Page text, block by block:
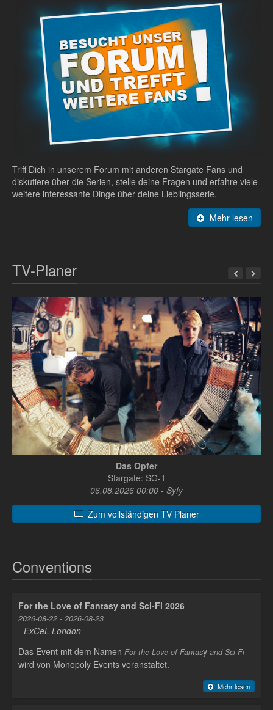
Triff Dich in unserem Forum mit anderen Stargate Fans und
diskutiere über die Serien, stelle deine Fragen und erfahre viele
weitere interessante Dinge über deine Lieblingsserie.
Mehr lesen
TV-Planer
Das Opfer
Stargate: SG-1
06.08.2026 00:00 - Syfy
Zum vollständigen TV Planer
Conventions
For the Love of Fantasy and Sci-Fi 2026
2026-08-22 - 2026-08-23
- ExCeL London -
Das Event mit dem Namen For the Love of Fantasy and Sci-Fi
wird von Monopoly Events veranstaltet.
Mehr lesen